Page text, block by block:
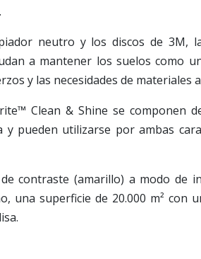
neutro y los discos de 3M,
a mantener los suelos como
y las necesidades de materiales
Clean & Shine se componen
y pueden utilizarse por ambas
contraste (amarillo) a modo de
una superficie de 20.000 m² con